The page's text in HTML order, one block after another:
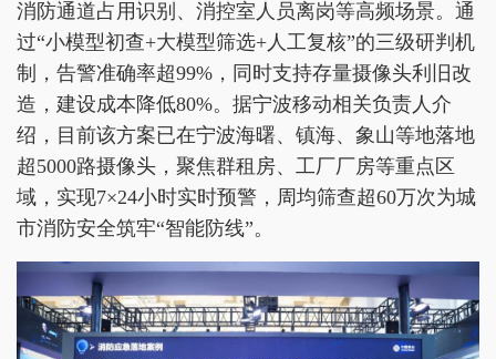
消防通道占用识别、消控室人员离岗等高频场景。通
过“小模型初查+大模型筛选+人工复核”的三级研判机
制，告警准确率超99%，同时支持存量摄像头利旧改
造，建设成本降低80%。据宁波移动相关负责人介
绍，目前该方案已在宁波海曙、镇海、象山等地落地
超5000路摄像头，聚焦群租房、工厂厂房等重点区
域，实现7×24小时实时预警，周均筛查超60万次为城
市消防安全筑牢“智能防线”。